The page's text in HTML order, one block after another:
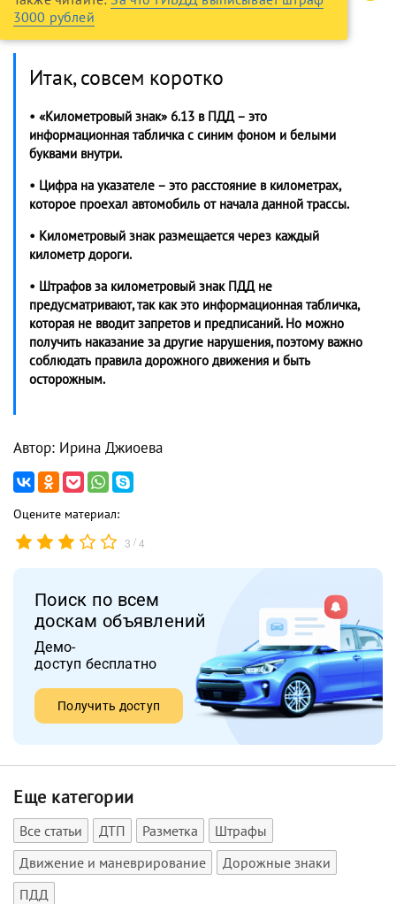
3000 рублей
Итак, совсем коротко
• «Километровый знак» 6.13 в ПДД – это
информационная табличка с синим фоном и белыми
буквами внутри.
• Цифра на указателе – это расстояние в километрах,
которое проехал автомобиль от начала данной трассы.
• Километровый знак размещается через каждый
километр дороги.
• Штрафов за километровый знак ПДД не
предусматривают, так как это информационная табличка,
которая не вводит запретов и предписаний. Но можно
получить наказание за другие нарушения, поэтому важно
соблюдать правила дорожного движения и быть
осторожным.
Автор: Ирина Джиоева
Оцените материал:
3 /4
Поиск по всем
доскам объявлений
Демо-
доступ бесплатно
Получить доступ
Еще категории
Все статьи ДТП Разметка
Штрафы
Движение и маневрирование
Дорожные знаки
ПДД